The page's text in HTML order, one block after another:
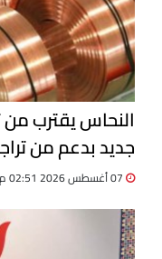
النحاس يقترب
جديد بدعم من